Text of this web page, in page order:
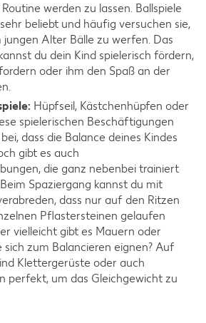
werden zu lassen. Ballspiele
beliebt und häufig versuchen sie,
jungen Alter Bälle zu werfen. Das
du dein Kind spielerisch fördern,
oder ihm den Spaß an der
Hüpfseil, Kästchenhüpfen oder
spielerischen Beschäftigungen
dass die Balance deines Kindes
gibt es auch
die ganz nebenbei trainiert
Spaziergang kannst du mit
dass nur auf den Ritzen
Pflastersteinen gelaufen
vielleicht gibt es Mauern oder
sich zum Balancieren eignen? Auf
Klettergerüste oder auch
perfekt, um das Gleichgewicht zu